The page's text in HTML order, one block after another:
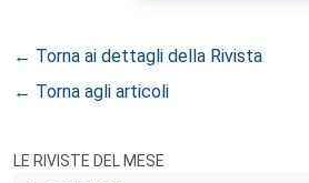
← Torna ai dettagli della Rivista
← Torna agli articoli
LE RIVISTE DEL MESE